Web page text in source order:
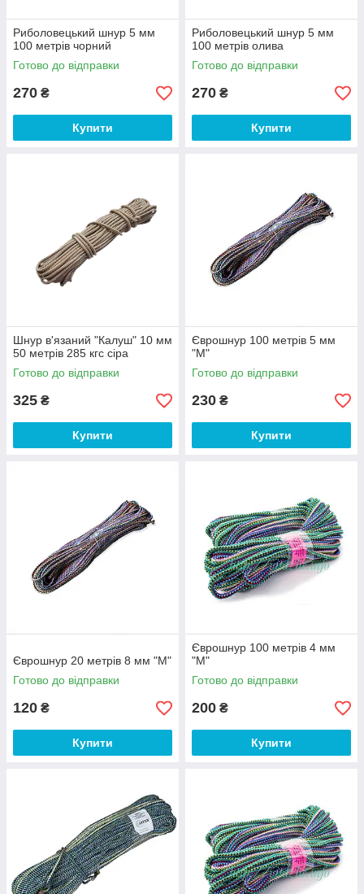
Риболовецький шнур 5 мм
100 метрів чорний
Готово до відправки
270 ₴
Купити
Риболовецький шнур 5 мм
100 метрів олива
Готово до відправки
270 ₴
Купити
Шнур в'язаний "Калуш" 10 мм
50 метрів 285 кгс сіра
Готово до відправки
325 ₴
Купити
Єврошнур 100 метрів 5 мм
"М"
Готово до відправки
230 ₴
Купити
Єврошнур 20 метрів 8 мм "М"
Готово до відправки
120 ₴
Купити
Єврошнур 100 метрів 4 мм
"М"
Готово до відправки
200 ₴
Купити